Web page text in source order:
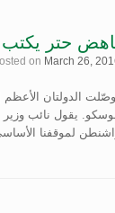
حتر
on March 26,
الدولتان الأعظم
يقول نائب
لموقفنا